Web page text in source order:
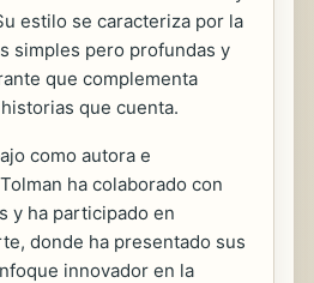
estilo se caracteriza por la
simples pero profundas y
que complementa
que cuenta.
como autora e
ha colaborado con
y ha participado en
donde ha presentado sus
innovador en la